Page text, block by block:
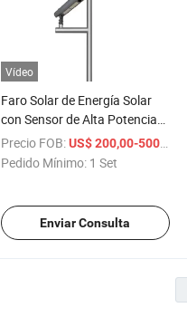
Vídeo
Faro Solar de Energía Solar
con Sensor de Alta Potencia
30W
Precio FOB: US$ 200,00-500,00
Pedido Mínimo: 1 Set
Enviar Consulta